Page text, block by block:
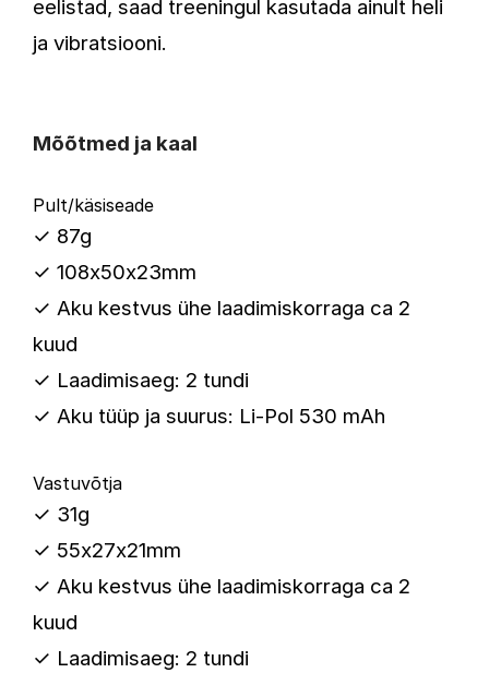
eelistad, saad treeningul kasutada ainult heli
ja vibratsiooni.
Mõõtmed ja kaal
Pult/käsiseade
✓ 87g
✓ 108x50x23mm
✓ Aku kestvus ühe laadimiskorraga ca 2
kuud
✓ Laadimisaeg: 2 tundi
✓ Aku tüüp ja suurus: Li-Pol 530 mAh
Vastuvõtja
✓ 31g
✓ 55x27x21mm
✓ Aku kestvus ühe laadimiskorraga ca 2
kuud
✓ Laadimisaeg: 2 tundi